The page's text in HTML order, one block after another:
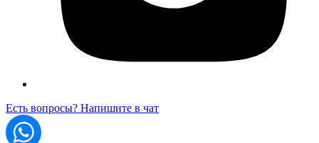
Есть вопросы? Напишите в чат